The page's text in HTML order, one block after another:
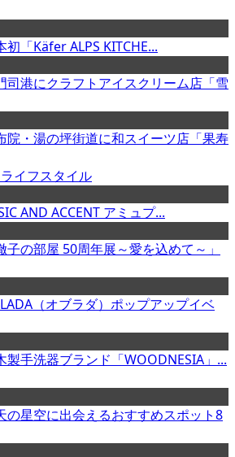
初「Käfer ALPS KITCHE...
司港にクラフトアイスクリーム店「雪
院・湯の坪街道に和スイーツ店「果寿
イフスタイル
AND ACCENT アミュプ...
子の部屋 50周年展～愛を込めて～」
（オブラダ）ポップアップイベ
製手洗器ブランド「WOODNESIA」...
の星空に出会えるおすすめスポット8